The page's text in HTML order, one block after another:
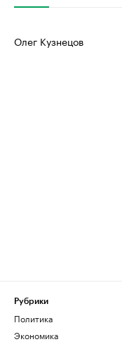
Олег Кузнецов
Рубрики
Политика
Экономика